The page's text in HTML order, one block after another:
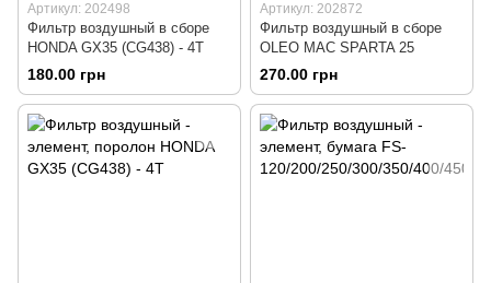
Артикул: 202498
Фильтр воздушный в сборе
HONDA GX35 (CG438) - 4Т
180.00 грн
Артикул: 202872
Фильтр воздушный в сборе
ОLEO MAC SPARTA 25
270.00 грн